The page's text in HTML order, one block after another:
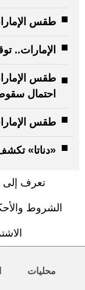
طقس
الإمارات..
طقس
احتمال
طقس
«دناتا»
تعرف إلى
الشروط
محليات